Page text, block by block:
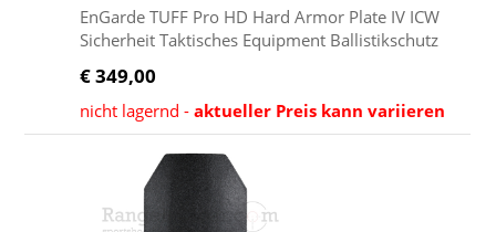
EnGarde TUFF Pro HD Hard Armor Plate IV ICW
Sicherheit Taktisches Equipment Ballistikschutz
€ 349,00
nicht lagernd -aktueller Preis kann variieren